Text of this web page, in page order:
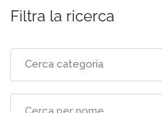
Filtra la ricerca
Cerca categoria